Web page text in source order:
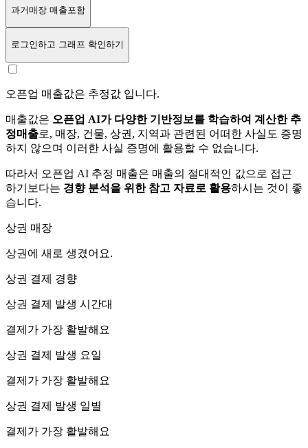
과거매장 매출포함
로그인하고 그래프 확인하기
오픈업 매출값은 추정값 입니다.
매출값은 오픈업 AI가 다양한 기반정보를 학습하여 계산한 추
정매출로, 매장, 건물, 상권, 지역과 관련된 어떠한 사실도 증명
하지 않으며 이러한 사실 증명에 활용할 수 없습니다.
따라서 오픈업 AI 추정 매출은 매출의 절대적인 값으로 접근
하기보다는 경향 분석을 위한 참고 자료로 활용하시는 것이 좋
습니다.
상권 매장
상권에 새로 생겼어요.
상권 결제 경향
상권 결제 발생 시간대
결제가 가장 활발해요
상권 결제 발생 요일
결제가 가장 활발해요
상권 결제 발생 일별
결제가 가장 활발해요